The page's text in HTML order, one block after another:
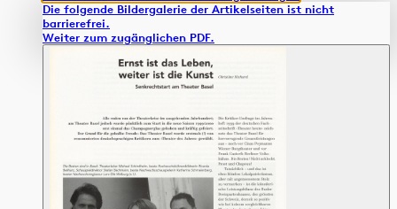
Die folgende Bildergalerie der Artikelseiten ist nicht
barrierefrei.
Weiter zum zugänglichen PDF.